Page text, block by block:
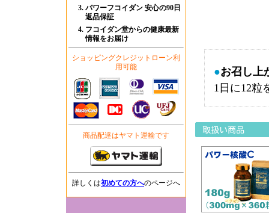
パワーフコイダン 安心の90日
返品保証
フコイダン堂からの健康最新
情報をお届け
ショッピングクレジットローン利
用可能
商品配達はヤマト運輸です
詳しくは初めての方へのページへ
●お召し上
1日に12粒